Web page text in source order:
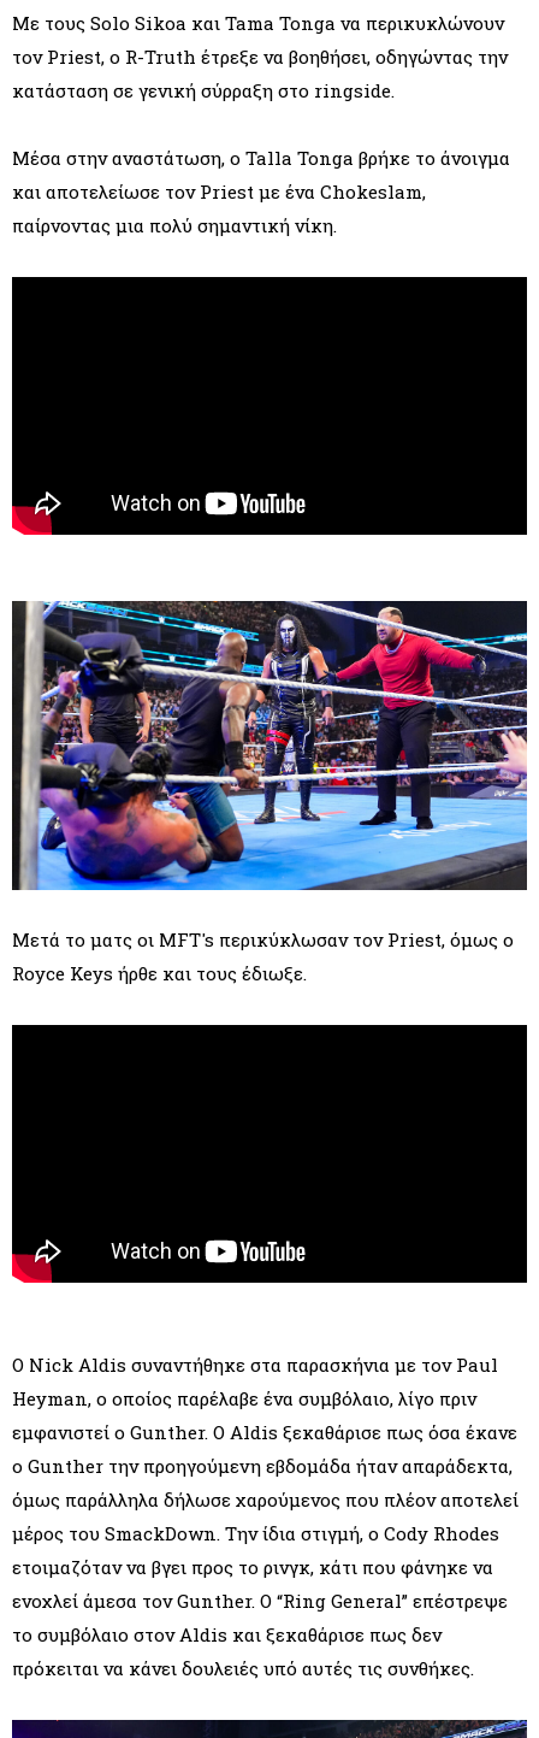
Με τους Solo Sikoa και Tama Tonga να περικυκλώνουν
τον Priest, ο R-Truth έτρεξε να βοηθήσει, οδηγώντας την
κατάσταση σε γενική σύρραξη στο ringside.
Μέσα στην αναστάτωση, ο Talla Tonga βρήκε το άνοιγμα
και αποτελείωσε τον Priest με ένα Chokeslam,
παίρνοντας μια πολύ σημαντική νίκη.
Μετά το ματς οι MFT's περικύκλωσαν τον Priest, όμως ο
Royce Keys ήρθε και τους έδιωξε.
Ο Nick Aldis συναντήθηκε στα παρασκήνια με τον Paul
Heyman, ο οποίος παρέλαβε ένα συμβόλαιο, λίγο πριν
εμφανιστεί ο Gunther. Ο Aldis ξεκαθάρισε πως όσα έκανε
ο Gunther την προηγούμενη εβδομάδα ήταν απαράδεκτα,
όμως παράλληλα δήλωσε χαρούμενος που πλέον αποτελεί
μέρος του SmackDown. Την ίδια στιγμή, ο Cody Rhodes
ετοιμαζόταν να βγει προς το ρινγκ, κάτι που φάνηκε να
ενοχλεί άμεσα τον Gunther. Ο “Ring General” επέστρεψε
το συμβόλαιο στον Aldis και ξεκαθάρισε πως δεν
πρόκειται να κάνει δουλειές υπό αυτές τις συνθήκες.